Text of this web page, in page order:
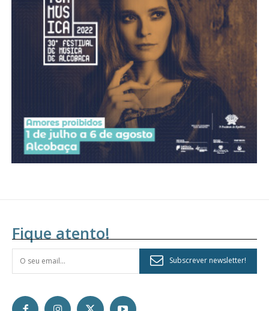
Acesso ao conteúdo online
Acesso aos conteúdos Exclusivos para
assinantes
Ofertas para assinatura anual
Escolha o plano
Fique atento!
Subscrever newsletter!